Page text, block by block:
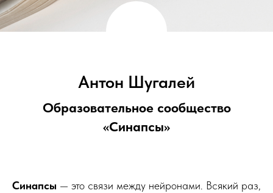
Антон Шугалей
Образовательное сообщество
«Синапсы»
Синапсы — это связи между нейронами. Всякий раз,